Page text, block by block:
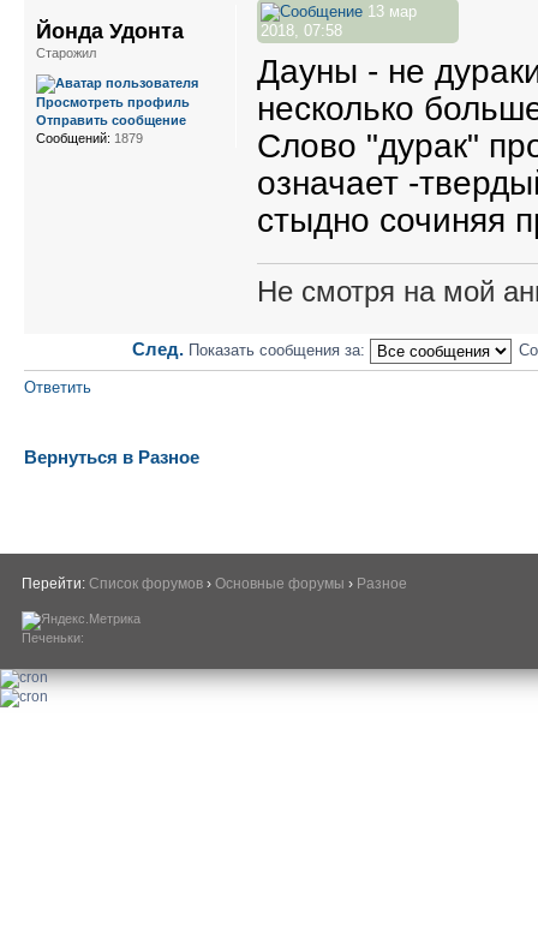
13 мар
2018, 07:58
Дауны - не
несколько
Слово "дурак"
означает -
стыдно сочиняя
Не смотря на мой
Йонда Удонта
Старожил
Просмотреть профиль
Отправить сообщение
Сообщений: 1879
След. Показать сообщения за:
Ответить
Вернуться в Разное
Перейти: Список форумов › Основные форумы › Разное
Печеньки: